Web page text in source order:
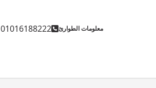
معلومات الطوارئ 01016188222